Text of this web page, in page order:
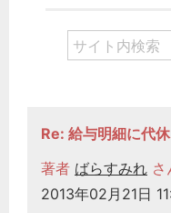
Re: 給与明細に代
著者 ばらすみれ さ
2013年02月21日